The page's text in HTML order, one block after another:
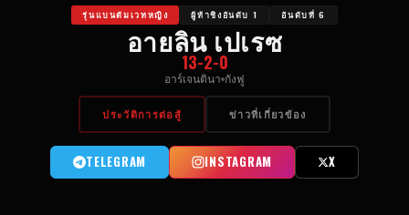
รุ่นแบนตัมเวทหญิง ผู้ท้าชิงอันดับ 1 อันดับที่ 6
อายลิน เปเรซ
13-2-0
อาร์เจนตินา กังฟู
ประวัติการต่อสู้ ข่าวที่เกี่ยวข้อง
TELEGRAM INSTAGRAM X